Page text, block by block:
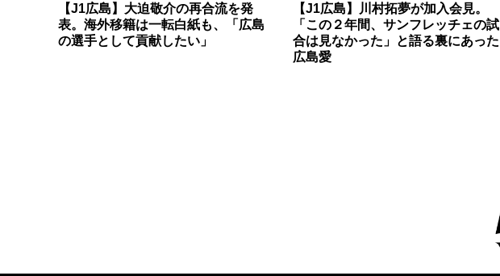
【J1広島】大迫敬介の再合流を発
表。海外移籍は一転白紙も、「広島
の選手として貢献したい」
【J1広島】川村拓夢が加入会見。
「この２年間、サンフレッチェの試
合は見なかった」と語る裏にあった
広島愛